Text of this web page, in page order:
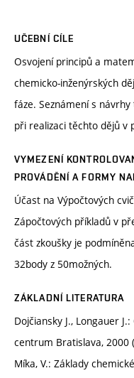
UČEBNÍ CÍLE
Osvojení principů a
chemicko-inženýrských
fáze. Seznámení s
při realizaci těchto dějů v
VYMEZENÍ
PROVÁDĚNÍ A FORMY
Účast na Výpočtových
Zápočtových příkladů v
část zkoušky je
32body z 50možných.
ZÁKLADNÍ LITERATURA
Dojčiansky J., Longauer
centrum Bratislava, 2000
Míka, V.: Základy